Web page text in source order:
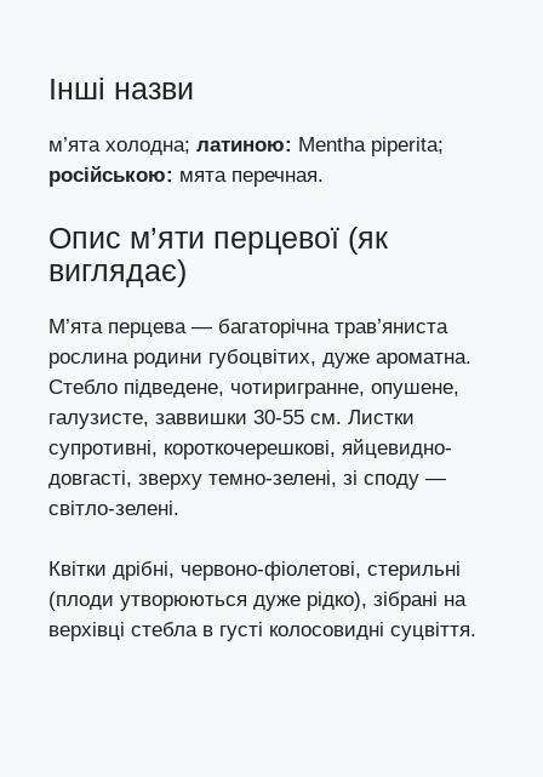
Інші назви
м’ята холодна; латиною: Mentha piperita;
російською: мята перечная.
Опис м’яти перцевої (як
виглядає)
М’ята перцева — багаторічна трав’яниста
рослина родини губоцвітих, дуже ароматна.
Стебло підведене, чотиригранне, опушене,
галузисте, заввишки 30-55 см. Листки
супротивні, короткочерешкові, яйцевидно-
довгасті, зверху темно-зелені, зі споду —
світло-зелені.
Квітки дрібні, червоно-фіолетові, стерильні
(плоди утворюються дуже рідко), зібрані на
верхівці стебла в густі колосовидні суцвіття.